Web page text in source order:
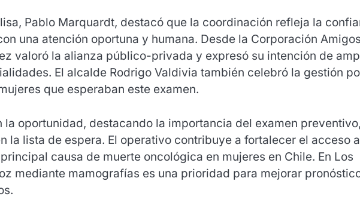
Pablo Marquardt, destacó que la coordinación refleja la
una atención oportuna y humana. Desde la Corporación
valoró la alianza público-privada y expresó su intención de
El alcalde Rodrigo Valdivia también celebró la gestión
que esperaban este examen.
oportunidad, destacando la importancia del examen
la lista de espera. El operativo contribuye a fortalecer el acceso
causa de muerte oncológica en mujeres en Chile. En Los
mediante mamografías es una prioridad para mejorar